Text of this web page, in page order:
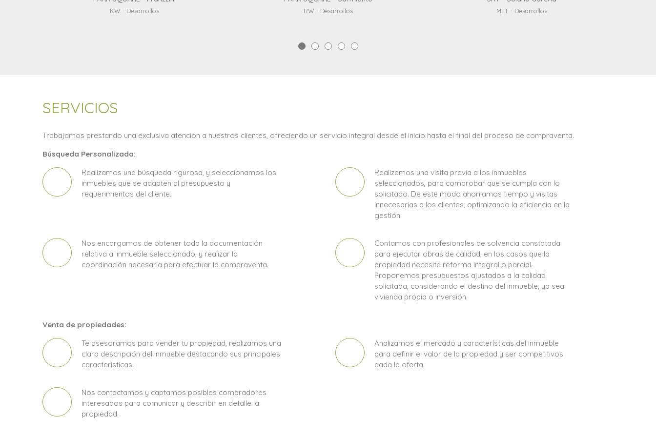
KW - Desarrollos RW - Desarrollos MET - Desarrollos
SERVICIOS
Trabajamos prestando una exclusiva atención a nuestros clientes, ofreciendo un servicio integral desde el inicio hasta el final del proceso de compraventa.
Búsqueda Personalizada:
Realizamos una búsqueda rigurosa, y seleccionamos los
inmuebles que se adapten al presupuesto y
requerimientos del cliente.
Realizamos una visita previa a los inmuebles
seleccionados, para comprobar que se cumpla con lo
solicitado. De este modo ahorramos tiempo y visitas
innecesarias a los clientes, optimizando la eficiencia en la
gestión.
Nos encargamos de obtener toda la documentación
relativa al inmueble seleccionado, y realizar la
coordinación necesaria para efectuar la compraventa.
Contamos con profesionales de solvencia constatada
para ejecutar obras de calidad, en los casos que la
propiedad necesite reforma integral o parcial.
Proponemos presupuestos ajustados a la calidad
solicitada, considerando el destino del inmueble, ya sea
vivienda propia o inversión.
Venta de propiedades:
Te asesoramos para vender tu propiedad, realizamos una
clara descripción del inmueble destacando sus principales
características.
Analizamos el mercado y características del inmueble
para definir el valor de la propiedad y ser competitivos
dada la oferta.
Nos contactamos y captamos posibles compradores
interesados para comunicar y describir en detalle la
propiedad.